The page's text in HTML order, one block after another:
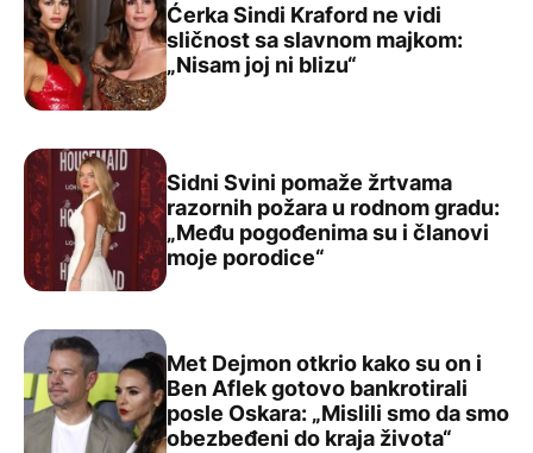
Ćerka Sindi Kraford ne vidi sličnost sa slavnom majkom:
Ćerka Sindi Kraford ne vidi
sličnost sa slavnom majkom:
„Nisam joj ni blizu“
Sidni Svini pomaže žrtvama razornih požara u rodnom
Sidni Svini pomaže žrtvama
razornih požara u rodnom gradu:
„Među pogođenima su i članovi
moje porodice“
Met Dejmon otkrio kako su on i Ben Aflek gotovo
Met Dejmon otkrio kako su on i
Ben Aflek gotovo bankrotirali
posle Oskara: „Mislili smo da smo
obezbeđeni do kraja života“